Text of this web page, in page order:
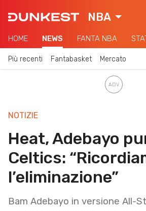
NBA
HOME NEWS FANTA NBA
Più recenti Fantabasket Mercato
NOTIZIE
Heat, Adebayo
Celtics:
l’eliminazione”
Bam Adebayo in versione All-